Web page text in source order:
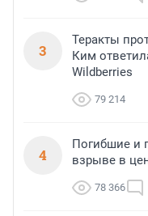
3
Теракты
Ким
Wildberries
79 214
4
Погибшие и
взрыве в
78 366